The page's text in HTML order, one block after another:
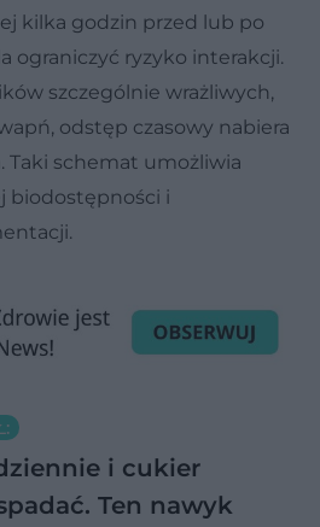
kilka godzin przed lub po
ograniczyć ryzyko interakcji.
szczególnie wrażliwych,
odstęp czasowy nabiera
Taki schemat umożliwia
biodostępności i
i cukier
Ten nawyk